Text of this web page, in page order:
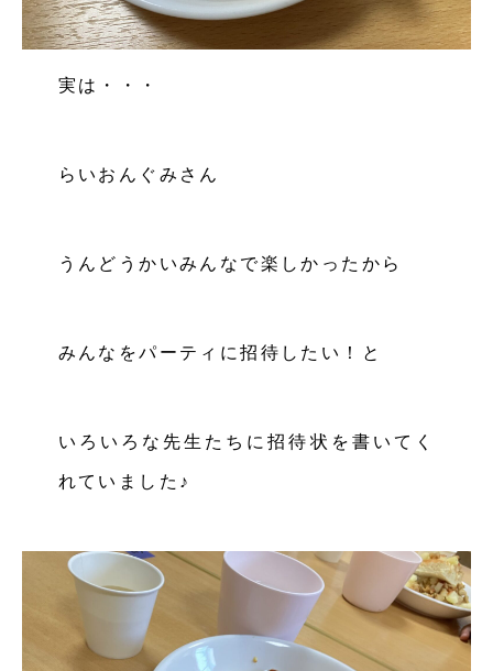
実は・・・
らいおんぐみさん
うんどうかいみんなで楽しかったから
みんなをパーティに招待したい！と
いろいろな先生たちに招待状を書いてく
れていました♪